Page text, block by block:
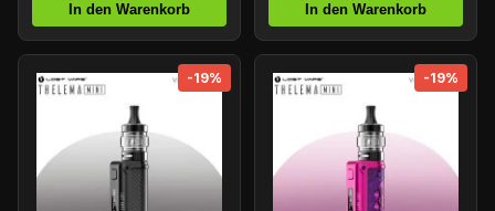
In den Warenkorb In den Warenkorb
-19% -19%